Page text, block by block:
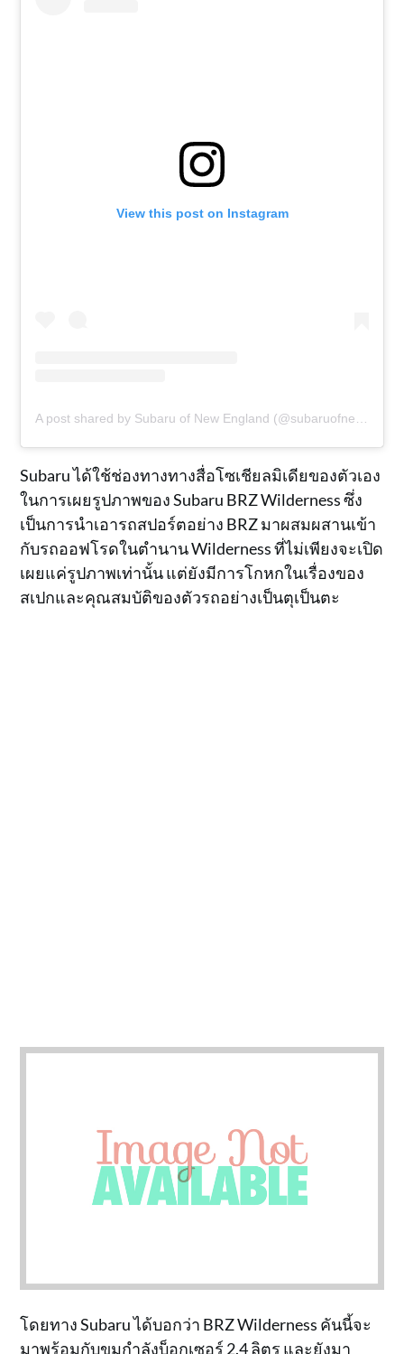
View this post on Instagram
Subaru ได้ใช้ช่องทางทางสื่อโซเชียลมิเดียของตัวเอง
ในการเผยรูปภาพของ Subaru BRZ Wilderness ซึ่ง
เป็นการนำเอารถสปอร์ตอย่าง BRZ มาผสมผสานเข้า
กับรถออฟโรดในตำนาน Wilderness ที่ไม่เพียงจะเปิด
เผยแค่รูปภาพเท่านั้น แต่ยังมีการโกหกในเรื่องของ
สเปกและคุณสมบัติของตัวรถอย่างเป็นตุเป็นตะ
โดยทาง Subaru ได้บอกว่า BRZ Wilderness คันนี้จะ
มาพร้อมกับขุมกำลังบ็อกเซอร์ 2.4 ลิตร และยังมา